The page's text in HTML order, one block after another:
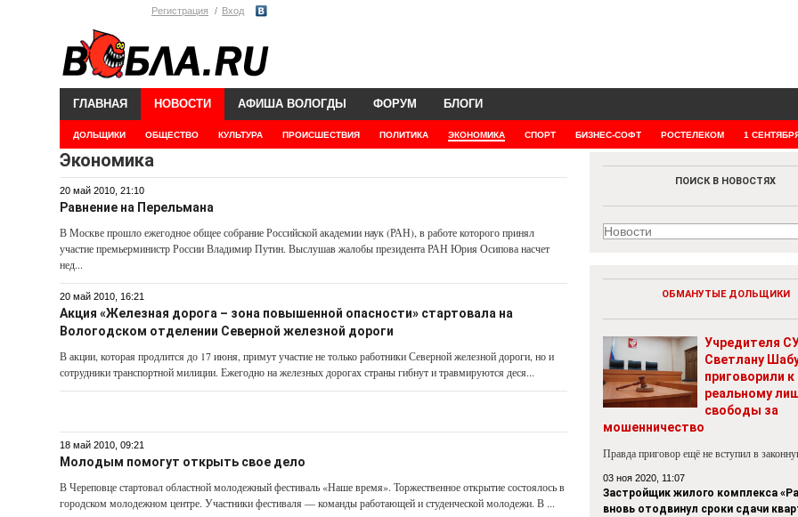
Регистрация Вход
ГЛАВНАЯ НОВОСТИ
ДОЛЬЩИКИ ОБЩЕСТВО КУЛЬТУРА ПРОИСШЕСТВИЯ ПОЛИТИКА ЭКОНОМИКА СПОРТ БИЗНЕС-СОФТ РОСТЕЛЕКОМ 1
АФИША ВОЛОГДЫ ФОРУМ БЛОГИ
Экономика
20 май 2010, 21:10
Равнение на Перельмана
В Москве прошло ежегодное общее собрание Российской академии наук (РАН), в работе которого принял
участие премьер­министр России Владимир Путин. Выслушав жалобы президента РАН Юрия Осипова насчет
нед...
20 май 2010, 16:21
Акция «Железная дорога – зона повышенной опасности» стартовала на
Вологодском отделении Северной железной дороги
В акции, которая продлится до 17 июня, примут участие не только работники Северной железной дороги, но и
сотрудники транспортной милиции. Ежегодно на железных дорогах страны гибнут и травмируются деся...
18 май 2010, 09:21
Молодым помогут открыть свое дело
В Череповце стартовал областной молодежный фестиваль «Наше время». Торжественное открытие состоялось в
городском молодежном центре. Участники фестиваля — команды работающей и студенческой молодежи. В ...
ПОИСК В НОВОСТЯХ
ОБМАНУТЫЕ ДОЛЬЩИКИ
Учредителя
Светлану
приговорили к
реальному
свободы за
мошенничество
Правда приговор ещё не вступил в
03 ноя 2020, 11:07
Застройщик жилого комплекса
вновь отодвинул сроки сдачи